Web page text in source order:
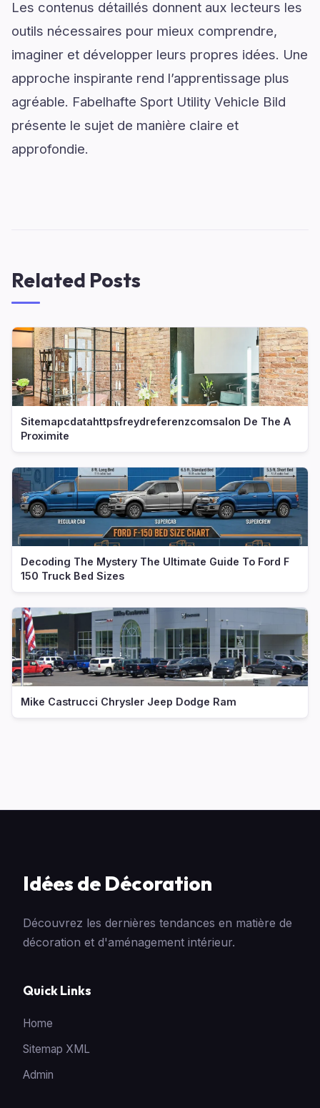
Les contenus détaillés donnent aux lecteurs les
outils nécessaires pour mieux comprendre,
imaginer et développer leurs propres idées. Une
approche inspirante rend l’apprentissage plus
agréable. Fabelhafte Sport Utility Vehicle Bild
présente le sujet de manière claire et
approfondie.
Related Posts
Sitemapcdatahttpsfreydreferenzcomsalon De The A
Proximite
Decoding The Mystery The Ultimate Guide To Ford F
150 Truck Bed Sizes
Mike Castrucci Chrysler Jeep Dodge Ram
Idées de Décoration
Découvrez les dernières tendances en matière de
décoration et d'aménagement intérieur.
Quick Links
Home
Sitemap XML
Admin